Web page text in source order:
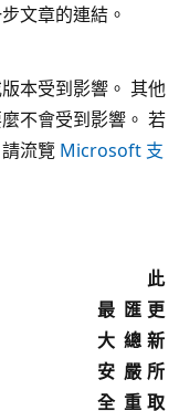
文章的連結。
本受到影響。 其他
不會受到影響。 若
流覽 Microsoft 支
最
大
安
全
匯
總
嚴
重
此
更
新
所
取